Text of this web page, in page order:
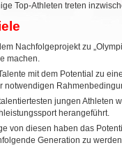
Top-Athleten treten
Nachfolgeprojekt zu
machen.
mit dem Potential zu
notwendigen
jungen Athleten
herangeführt.
von diesen haben das
Generation zu